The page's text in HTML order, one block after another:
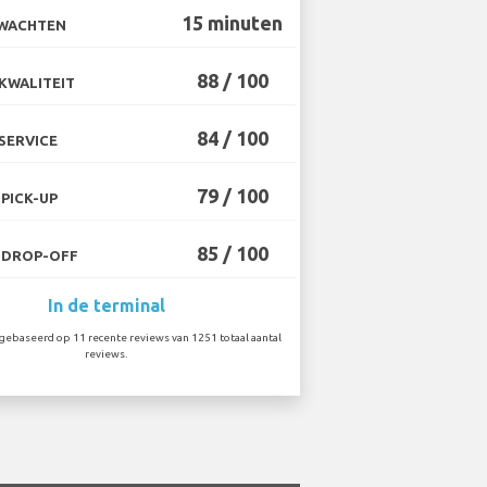
15 minuten
88 / 100
84 / 100
UP 79 / 100
OFF 85 / 100
In de terminal
op 11 recente reviews van 1251 totaal aantal
reviews.